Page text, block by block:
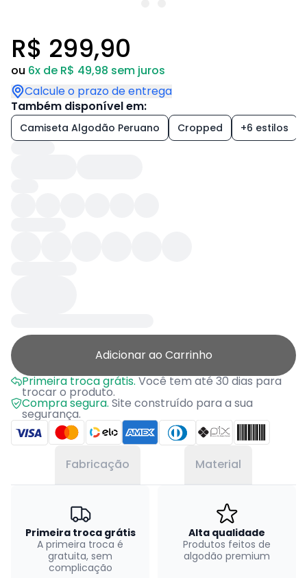
R$ 299,90
ou 6x de R$ 49,98 sem juros
Calcule o prazo de entrega
Também disponível em:
Camiseta Algodão Peruano Cropped +6 estilos
Adicionar ao Carrinho
Primeira troca grátis.Você tem até 30 dias para
trocar o produto.
Compra segura. Site construído para a sua
segurança.
Fabricação Material
Primeira troca grátis
A primeira troca é
gratuita, sem
complicação
Alta qualidade
Produtos feitos de
algodão premium